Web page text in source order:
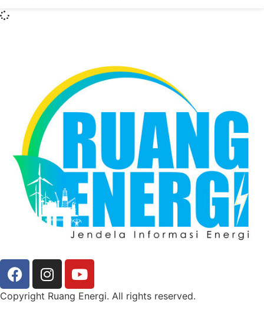
Copyright Ruang Energi. All rights reserved.